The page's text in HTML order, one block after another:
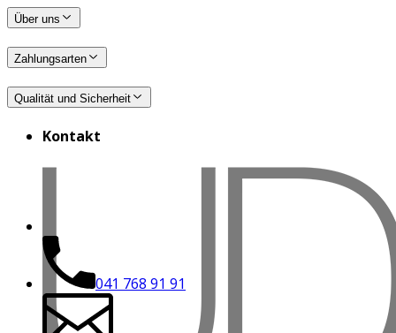
Über uns
Zahlungsarten
Qualität und Sicherheit
Kontakt
041 768 91 91